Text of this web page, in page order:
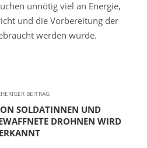
unnötig viel an Energie,
und die Vorbereitung der
werden würde.
BEITRAG
SOLDATINNEN UND
DROHNEN WIRD